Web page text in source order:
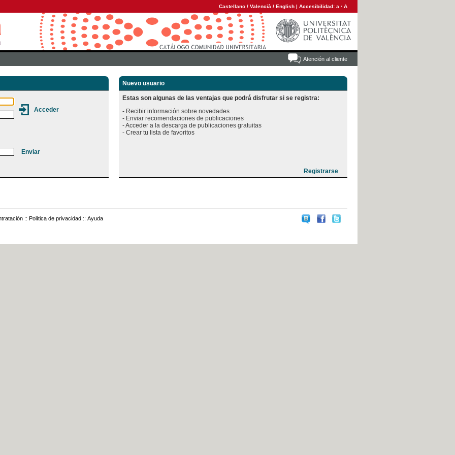
Castellano / Valencià / English | Accesibilidad: a · A
Atención al cliente
Nuevo usuario
Estas son algunas de las ventajas que podrá disfrutar si se registra:
- Recibir información sobre novedades
- Enviar recomendaciones de publicaciones
- Acceder a la descarga de publicaciones gratuitas
:: Política de privacidad :: Ayuda